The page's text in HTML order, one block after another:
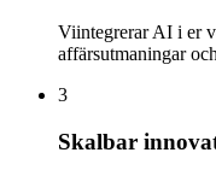
Viintegrerar AI i er
affärsutmaningar
3
Skalbar